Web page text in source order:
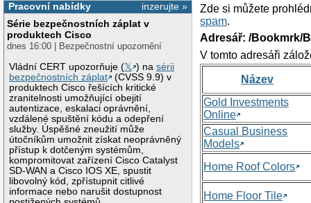
inzerujte »
Pracovní nabídky
Série bezpečnostních záplat v
produktech Cisco
dnes 16:00 | Bezpečnostní upozornění
Vládní CERT upozorňuje (𝕏 ) nasérii
bezpečnostních záplat
(CVSS 9.9) v
produktech Cisco řešících kritické
zranitelnosti umožňující obejití
autentizace, eskalaci oprávnění,
vzdálené spuštění kódu a odepření
služby. Úspěšné zneužití může
útočníkům umožnit získat neoprávněný
přístup k dotčeným systémům,
kompromitovat zařízení Cisco Catalyst
SD-WAN a Cisco IOS XE, spustit
libovolný kód, zpřístupnit citlivé
informace nebo narušit dostupnost
Zde si můžete
spam.
Adresář: /Bookmrk/
V tomto adresáři
Název
Gold Investments
Online
Casual Business
Models
Home Roof Colors
Home Floor Tile